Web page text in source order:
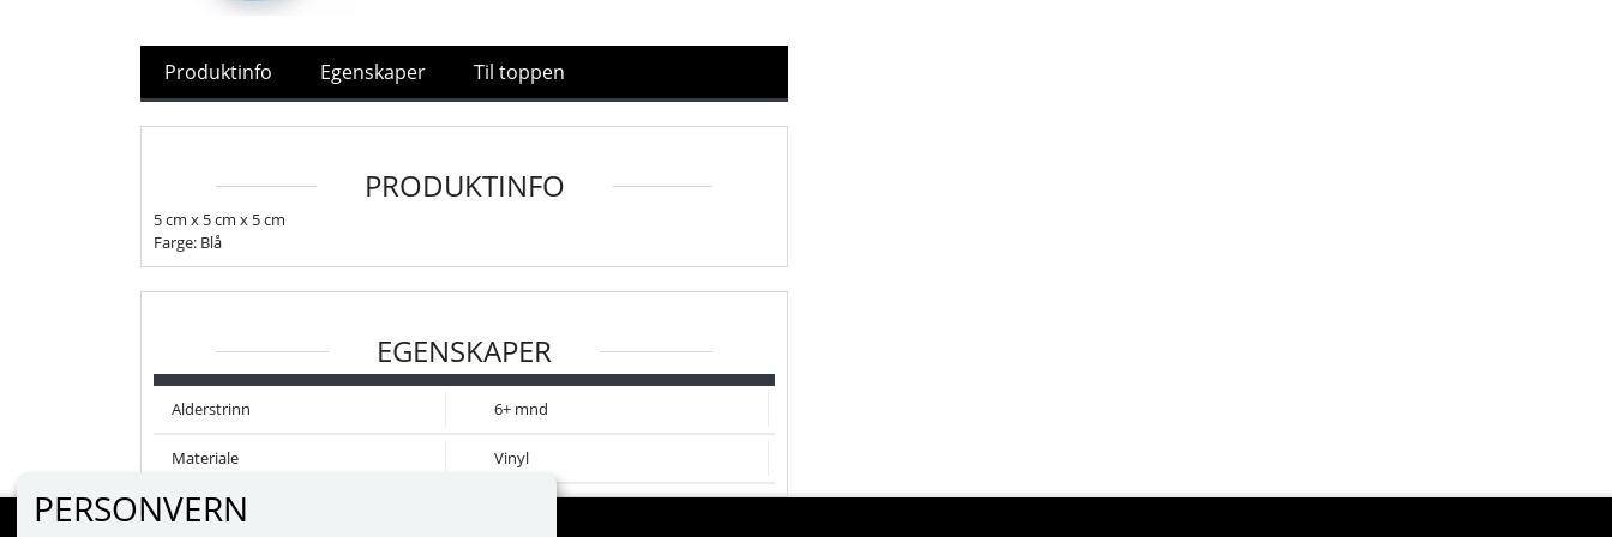
Produktinfo Egenskaper Til toppen
PRODUKTINFO
5 cm x 5 cm x 5 cm
Farge: Blå
EGENSKAPER
Alderstrinn 6+ mnd
Materiale Vinyl
PERSONVERN